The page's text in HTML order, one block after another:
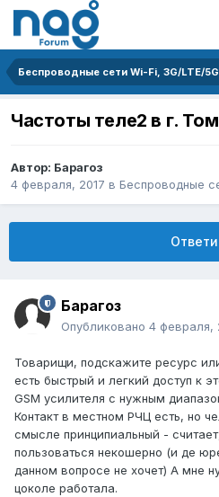
Беспроводные сети Wi-Fi, 3G/LTE/
Частоты теле2 в г.
Автор: Барагоз
4 февраля, 2017 в Беспроводные
Барагоз
Опубликовано 4 февраля,
Товарищи, подскажите ресурс
есть быстрый и легкий доступ к
GSM усилителя с нужным
Контакт в местном РЧЦ есть, но
смысле принципиальный -
пользоваться некошерно (и де
данном вопросе не хочет) А мне
цоколе работала.